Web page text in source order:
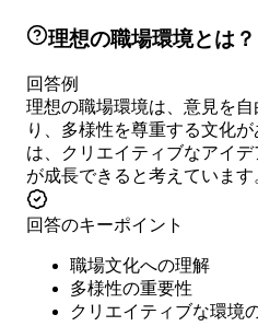
理想の職場環境とは？
回答例
理想の職場環境は、意見を
り、多様性を尊重する文化
は、クリエイティブなアイ
が成長できると考えています
回答のキーポイント
職場文化への理解
多様性の重要性
クリエイティブな環境